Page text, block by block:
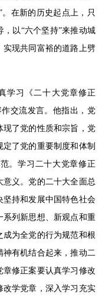
。在新的历史起点上，只
以“六个坚持”来推动城
现共同富裕的道路上劈
学习《二十大党章修正
交流发言。他指出，党
了党的性质和宗旨，党
了党的重要制度和体制
。学习二十大党章修正
义。党的二十大全面总
持和发展中国特色社会
系列新思想、新观点和重
为全党的行为规范和根
有机结合起来，推动二
修正案要认真学习修改
改学党章，深入学习充实